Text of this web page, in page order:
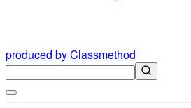
produced by Classmethod